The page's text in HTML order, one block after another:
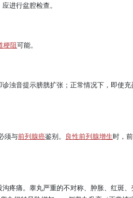
进行盆腔检查。
梗阻可能。
浊音提示膀胱扩张；正常情况下，即使
须与前列腺癌鉴别。 良性前列腺增生时，
疼痛。睾丸严重的不对称、肿胀、红斑